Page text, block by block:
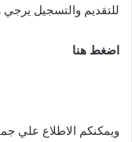
للتقديم والتسجيل يرجي
اضغط هنا
ويمكنكم الاطلاع علي